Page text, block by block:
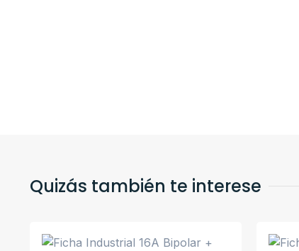
Quizás también te interese